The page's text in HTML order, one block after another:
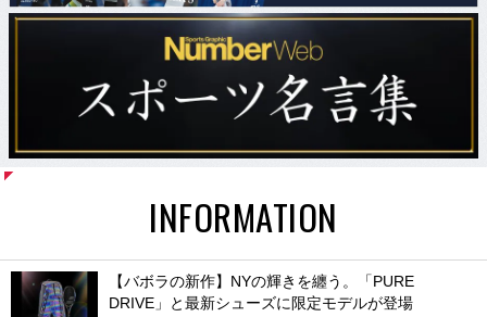
INFORMATION
【バボラの新作】NYの輝きを纏う。「PURE
DRIVE」と最新シューズに限定モデルが登場